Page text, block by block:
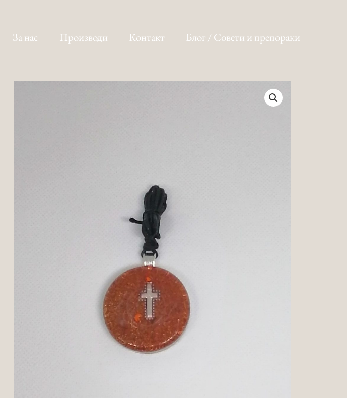
За нас Производи Контакт Блог / Совети и препораки